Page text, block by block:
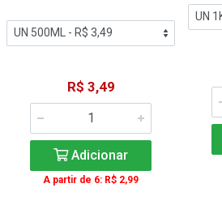
R$ 3,49
Adicionar
A partir de 6: R$ 2,99